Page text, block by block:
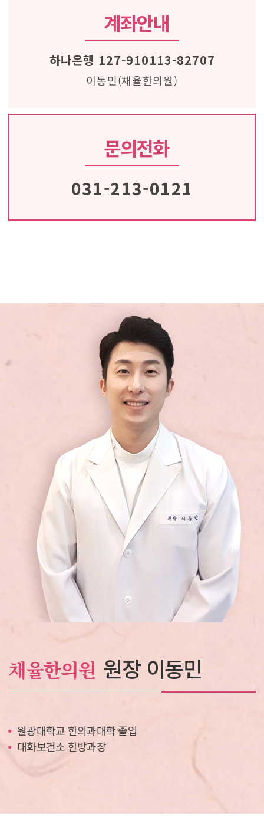
계좌안내
하나은행 127-910113-82707
이동민(채율한의원)
문의전화
031-213-0121
채율한의원 원장 이동민
원광대학교 한의과대학 졸업
대화보건소 한방과장